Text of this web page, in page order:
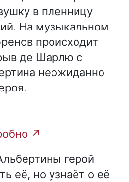
в пленницу
На музыкальном
происходит
де Шарлю с
неожиданно
↗
герой
её, но узнаёт о её